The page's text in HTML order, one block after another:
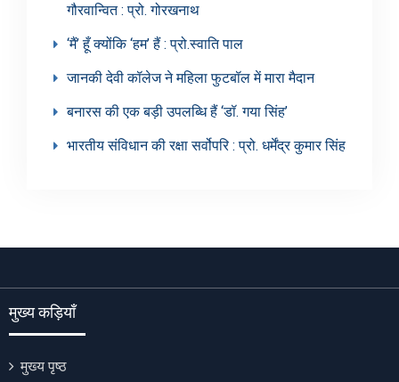
गौरवान्वित : प्रो. गोरखनाथ
‘मैं’ हूँ क्योंकि ‘हम’ हैं : प्रो.स्वाति पाल
जानकी देवी कॉलेज ने महिला फुटबॉल में मारा मैदान
बनारस की एक बड़ी उपलब्धि हैं ‘डॉ. गया सिंह’
भारतीय संविधान की रक्षा सर्वोपरि : प्रो. धर्मेंद्र कुमार सिंह
मुख्य कड़ियाँ
मुख्य पृष्ठ